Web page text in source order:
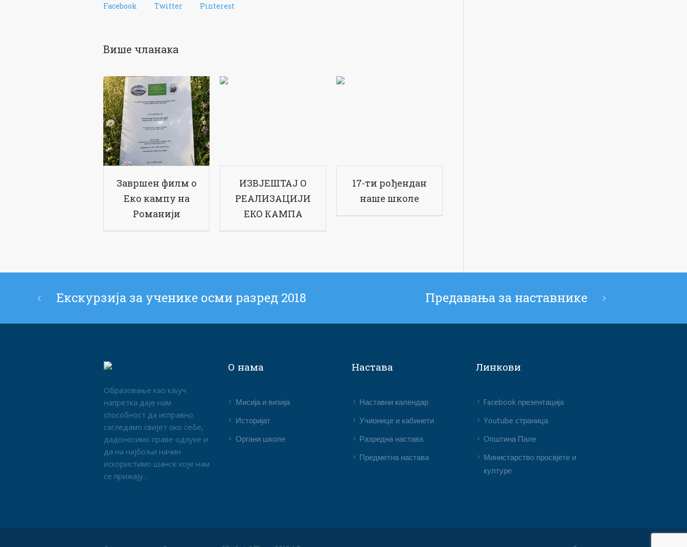
Facebook Twitter Pinterest
Више чланака
Завршен филм о
Еко кампу на
Романији
ИЗВЈЕШТАЈ О
РЕАЛИЗАЦИЈИ
ЕКО КАМПА
17-ти рођендан
наше школе
Екскурзија за ученике осми разред 2018 Предавања за наставнике
Образовање као кључ
напретка даје нам
способност да исправно
сагледамо свијет око себе,
дадоносимо праве одлуке и
да на најбољи начин
искористимо шансе које нам
се прижају...
О нама
Мисија и визија
Историјат
Органи школе
Настава
Наставни календар
Учионице и кабинети
Разредна настава
Предметна настава
Линкови
Facebook презентација
Youtube страница
Општина Пале
Министарство просвјете и
културе